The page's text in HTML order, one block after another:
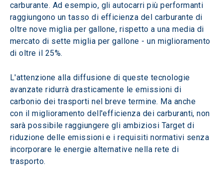
carburante. Ad esempio, gli autocarri più performanti
raggiungono un tasso di efficienza del carburante di
oltre nove miglia per gallone, rispetto a una media di
mercato di sette miglia per gallone - un miglioramento
di oltre il 25%.
L'attenzione alla diffusione di queste tecnologie
avanzate ridurrà drasticamente le emissioni di
carbonio dei trasporti nel breve termine. Ma anche
con il miglioramento dell'efficienza dei carburanti, non
sarà possibile raggiungere gli ambiziosi Target di
riduzione delle emissioni e i requisiti normativi senza
incorporare le energie alternative nella rete di
trasporto.